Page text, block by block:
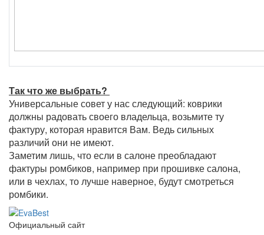
Так что же выбрать?
Универсальные совет у нас следующий: коврики
должны радовать своего владельца, возьмите ту
фактуру, которая нравится Вам. Ведь сильных
различий они не имеют.
Заметим лишь, что если в салоне преобладают
фактуры ромбиков, например при прошивке салона,
или в чехлах, то лучше наверное, будут смотреться
ромбики.
Официальный сайт